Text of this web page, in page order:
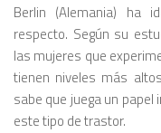
Berlin (Alemania) ha
respecto. Según su
las mujeres que
tienen niveles más
sabe que juega un
este tipo de trastor.